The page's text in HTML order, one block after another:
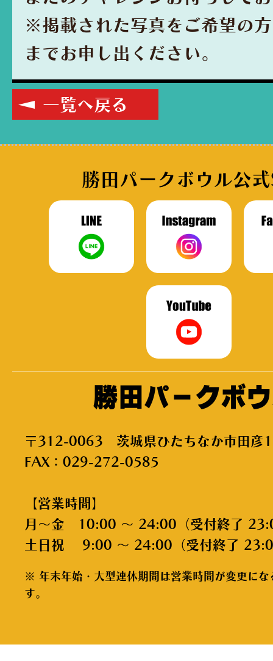
※掲載された写真をご希望の
までお申し出ください。
一覧へ戻る
勝田パークボ
〒312-0063 茨城県ひたちなか市田彦
FAX：029-272-0585
【営業時間】
月～金 10:00 ～ 24:00（受付終了
土日祝 9:00 ～ 24:00（受付終了
※ 年末年始・大型連休期間は営業時間が変更にな
す。
勝田パークボウル公